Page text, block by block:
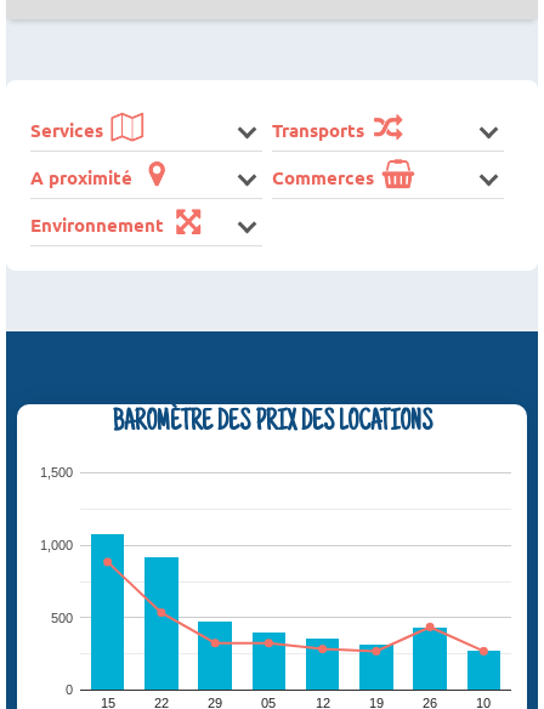
Services
Transports
A proximité
Commerces
Environnement
BAROMÈTRE DES PRIX DES LOCATIONS
15
22
29
05
12
19
26
10
0
500
1,000
1,500